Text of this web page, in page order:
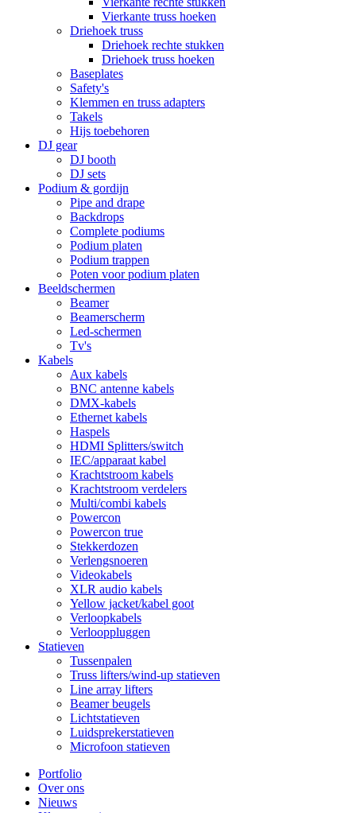
Vierkante truss hoeken
Driehoek truss
Driehoek rechte stukken
Driehoek truss hoeken
Baseplates
Safety's
Klemmen en truss adapters
Takels
Hijs toebehoren
DJ gear
DJ booth
DJ sets
Podium & gordijn
Pipe and drape
Backdrops
Complete podiums
Podium platen
Podium trappen
Poten voor podium platen
Beeldschermen
Beamer
Beamerscherm
Led-schermen
Tv's
Kabels
Aux kabels
BNC antenne kabels
DMX-kabels
Ethernet kabels
Haspels
HDMI Splitters/switch
IEC/apparaat kabel
Krachtstroom kabels
Krachtstroom verdelers
Multi/combi kabels
Powercon
Powercon true
Stekkerdozen
Verlengsnoeren
Videokabels
XLR audio kabels
Yellow jacket/kabel goot
Verloopkabels
Verlooppluggen
Statieven
Tussenpalen
Truss lifters/wind-up statieven
Line array lifters
Beamer beugels
Lichtstatieven
Luidsprekerstatieven
Microfoon statieven
Portfolio
Over ons
Nieuws